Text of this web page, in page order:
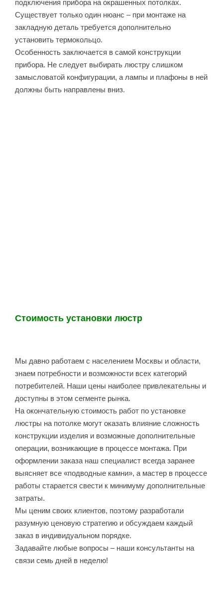
подключения прибора на окрашенных потолках.
Существует только один нюанс – при монтаже на
закладную деталь требуется дополнительно
установить термокольцо.
Особенность заключается в самой конструкции
прибора. Не следует выбирать люстру слишком
замысловатой конфигурации, а лампы и плафоны в ней
должны быть направлены вниз.
Стоимость установки люстр
Мы давно работаем с населением Москвы и области,
знаем потребности и возможности всех категорий
потребителей. Наши цены наиболее привлекательны и
доступны в этом сегменте рынка.
На окончательную стоимость работ по установке
люстры на потолке могут оказать влияние сложность
конструкции изделия и возможные дополнительные
операции, возникающие в процессе монтажа. При
оформлении заказа наш специалист всегда заранее
выясняет все «подводные камни», а мастер в процессе
работы старается свести к минимуму дополнительные
затраты.
Мы ценим своих клиентов, поэтому разработали
разумную ценовую стратегию и обсуждаем каждый
заказ в индивидуальном порядке.
Задавайте любые вопросы – наши консультанты на
связи семь дней в неделю!